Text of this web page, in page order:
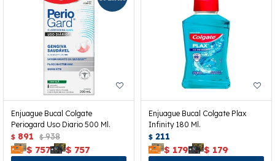
Enjuague Bucal Colgate
Periogard Uso Diario 500 Ml.
$ 891 $ 938
$ 757 $ 757
Enjuague Bucal Colgate Plax
Infinity 180 Ml.
$ 211
$ 179 $ 179